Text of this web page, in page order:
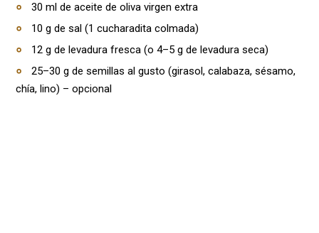
30 ml de aceite de oliva virgen extra
10 g de sal (1 cucharadita colmada)
12 g de levadura fresca (o 4–5 g de levadura seca)
25–30 g de semillas al gusto (girasol, calabaza, sésamo,
chía, lino) – opcional